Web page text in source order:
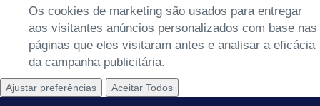
Os cookies de marketing são usados para entregar
aos visitantes anúncios personalizados com base nas
páginas que eles visitaram antes e analisar a eficácia
da campanha publicitária.
Ajustar preferências Aceitar Todos